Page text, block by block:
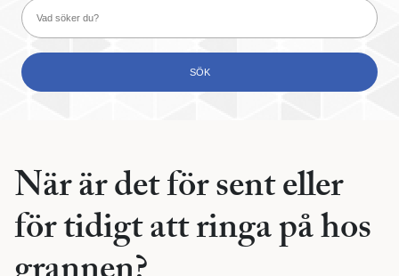
När är det för sent eller
för tidigt att ringa på hos